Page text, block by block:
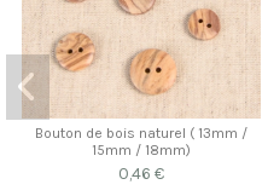
Bouton de bois naturel ( 13mm /
15mm / 18mm)
0,46 €